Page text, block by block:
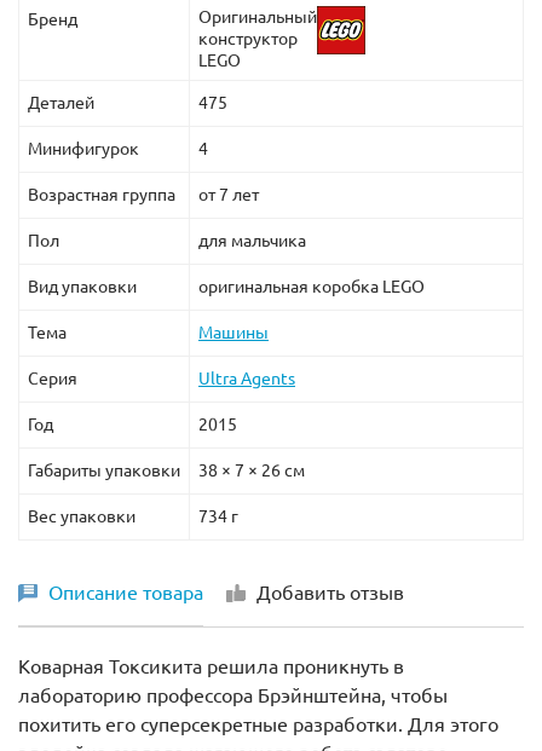
Бренд
Оригинальный
конструктор
LEGO
Деталей 475
Минифигурок 4
Возрастная группа от 7 лет
Пол для мальчика
Вид упаковки оригинальная коробка LEGO
Тема Машины
Серия Ultra Agents
Год 2015
Габариты упаковки 38 × 7 × 26 см
Вес упаковки 734 г
Описание товара Добавить отзыв
Коварная Токсикита решила проникнуть в
лабораторию профессора Брэйнштейна, чтобы
похитить его суперсекретные разработки. Для этого